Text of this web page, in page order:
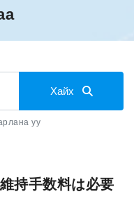
Хайх
уу
持手数料は必要